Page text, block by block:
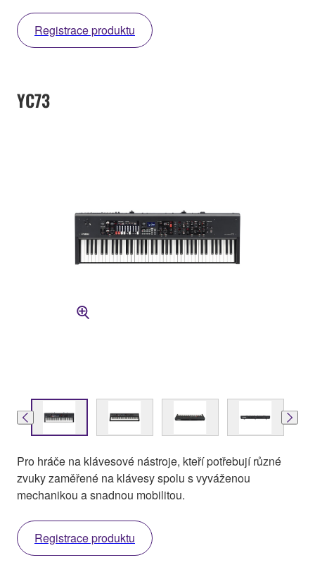
Registrace produktu
YC73
Pro hráče na klávesové nástroje, kteří potřebují různé
zvuky zaměřené na klávesy spolu s vyváženou
mechanikou a snadnou mobilitou.
Registrace produktu